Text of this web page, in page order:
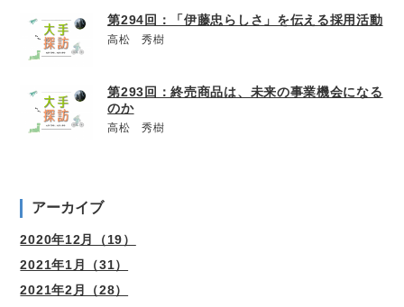
第294回：「伊藤忠らしさ」を伝える採用活動
高松 秀樹
第293回：終売商品は、未来の事業機会になる
のか
高松 秀樹
アーカイブ
2020年12月（19）
2021年1月（31）
2021年2月（28）